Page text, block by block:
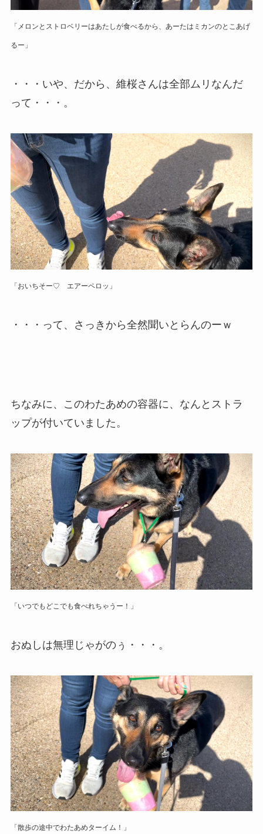
「メロンとストロベリーはあたしが食べるから、あーたはミカンのとこあげ
るー」
・・・いや、だから、維桜さんは全部ムリなんだ
って・・・。
「おいちそー♡ エアーペロッ」
・・・って、さっきから全然聞いとらんのーｗ
ちなみに、このわたあめの容器に、なんとストラ
ップが付いていました。
「いつでもどこでも食べれちゃうー！」
おぬしは無理じゃがのぅ・・・。
「散歩の途中でわたあめターイム！」